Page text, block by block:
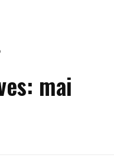
mai